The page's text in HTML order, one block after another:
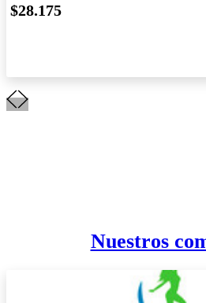
$28.175
Nuestros